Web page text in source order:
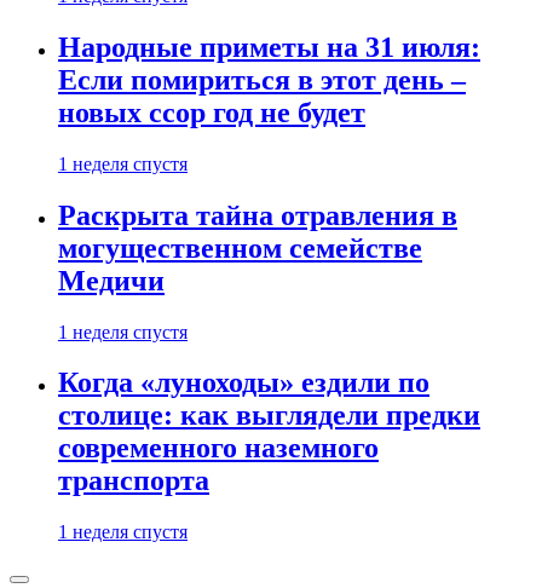
Народные приметы на 31 июля:
Если помириться в этот день –
новых ссор год не будет
1 неделя спустя
Раскрыта тайна отравления в
могущественном семействе
Медичи
1 неделя спустя
Когда «луноходы» ездили по
столице: как выглядели предки
современного наземного
транспорта
1 неделя спустя